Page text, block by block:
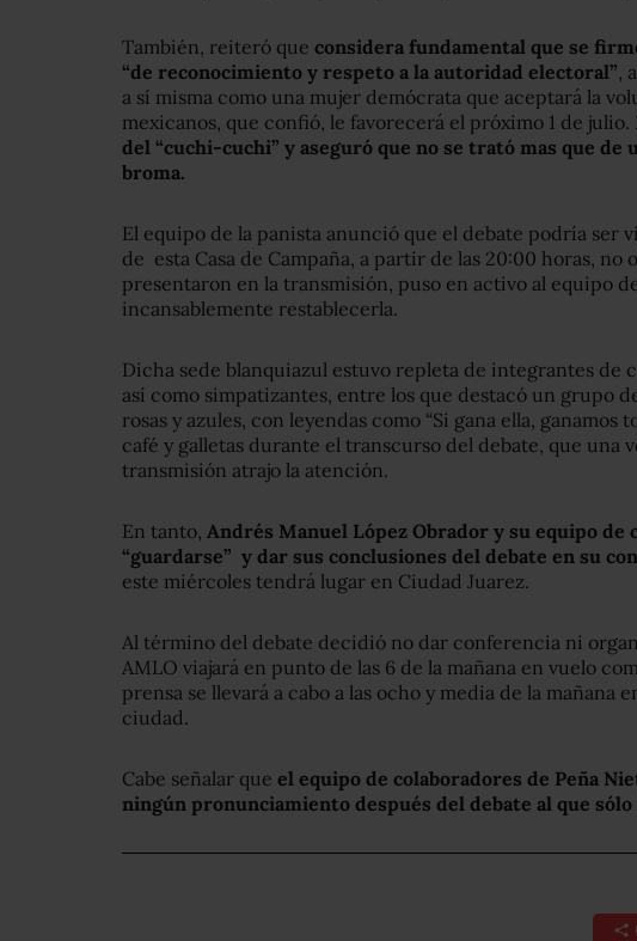
También, reiteró que considera fundamental que se
“de reconocimiento y respeto a la autoridad electoral”,
a sí misma como una mujer demócrata que aceptará la
mexicanos, que confió, le favorecerá el próximo 1 de julio.
del “cuchi-cuchi” y aseguró que no se trató mas que de
broma.
El equipo de la panista anunció que el debate podría ser
de esta Casa de Campaña, a partir de las 20:00 horas, no
presentaron en la transmisión, puso en activo al equipo
incansablemente restablecerla.
Dicha sede blanquiazul estuvo repleta de integrantes de
así como simpatizantes, entre los que destacó un grupo
rosas y azules, con leyendas como “Si gana ella, ganamos
café y galletas durante el transcurso del debate, que una
transmisión atrajo la atención.
En tanto, Andrés Manuel López Obrador y su equipo de
“guardarse” y dar sus conclusiones del debate en su
este miércoles tendrá lugar en Ciudad Juarez.
Al término del debate decidió no dar conferencia ni
AMLO viajará en punto de las 6 de la mañana en vuelo
prensa se llevará a cabo a las ocho y media de la mañana
ciudad.
Cabe señalar que el equipo de colaboradores de Peña
ningún pronunciamiento después del debate al que